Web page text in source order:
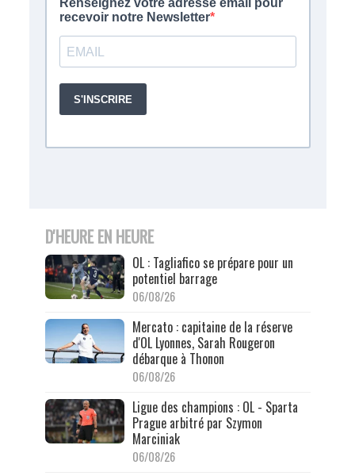
D'HEURE EN HEURE
OL : Tagliafico se prépare pour un
potentiel barrage
06/08/26
Mercato : capitaine de la réserve
d'OL Lyonnes, Sarah Rougeron
débarque à Thonon
06/08/26
Ligue des champions : OL - Sparta
Prague arbitré par Szymon
Marciniak
06/08/26